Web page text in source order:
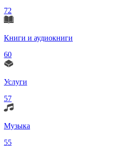
72
Книги и аудиокниги
60
Услуги
57
Музыка
55